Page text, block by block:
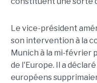
Le vice-président
son intervention à la
Munich à la mi-février
de l'Europe. Il a
européens